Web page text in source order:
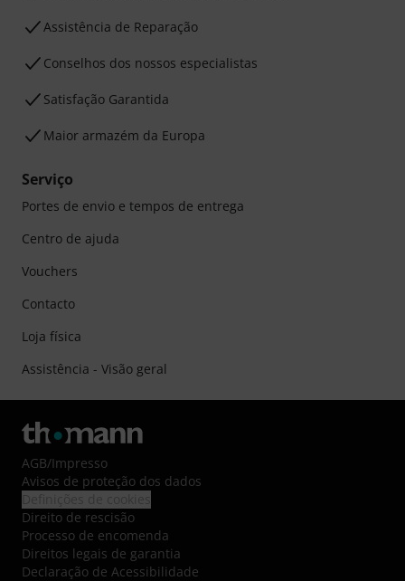
Assistência de Reparação
Conselhos dos nossos especialistas
Satisfação Garantida
Maior armazém da Europa
Serviço
Portes de envio e tempos de entrega
Centro de ajuda
Vouchers
Contacto
Loja física
Assistência - Visão geral
AGB/Impresso
Avisos de proteção dos dados
Direito de rescisão
Processo de encomenda
Direitos legais de garantia
Declaração de Acessibilidade